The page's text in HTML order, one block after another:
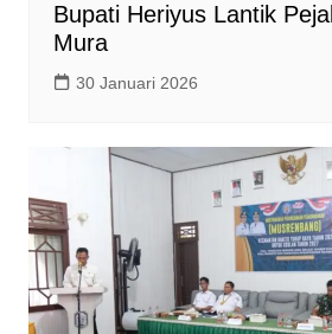
Bupati Heriyus Lantik
Mura
30 Januari 2026